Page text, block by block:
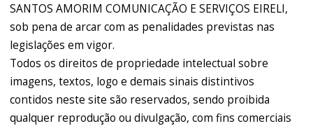
SANTOS AMORIM COMUNICAÇÃO E SERVIÇOS EIRELI,
sob pena de arcar com as penalidades previstas nas
legislações em vigor.
Todos os direitos de propriedade intelectual sobre
imagens, textos, logo e demais sinais distintivos
contidos neste site são reservados, sendo proibida
qualquer reprodução ou divulgação, com fins comerciais